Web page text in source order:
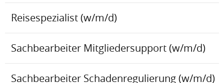
Reisespezialist (w/m/d)
Sachbearbeiter Mitgliedersupport (w/m/d)
Sachbearbeiter Schadenregulierung (w/m/d)